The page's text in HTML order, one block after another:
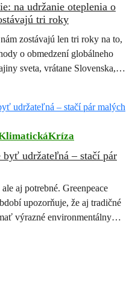
na udržanie oteplenia o
tri roky
zostávajú len tri roky na to,
o obmedzení globálneho
sveta, vrátane Slovenska,
byť udržateľná – stačí pár
aj potrebné. Greenpeace
upozorňuje, že aj tradičné
výrazné environmentálny